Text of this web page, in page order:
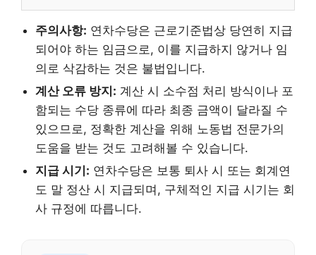
주의사항: 연차수당은 근로기준법상 당연히 지급
되어야 하는 임금으로, 이를 지급하지 않거나 임
의로 삭감하는 것은 불법입니다.
계산 오류 방지: 계산 시 소수점 처리 방식이나 포
함되는 수당 종류에 따라 최종 금액이 달라질 수
있으므로, 정확한 계산을 위해 노동법 전문가의
도움을 받는 것도 고려해볼 수 있습니다.
지급 시기: 연차수당은 보통 퇴사 시 또는 회계연
도 말 정산 시 지급되며, 구체적인 지급 시기는 회
사 규정에 따릅니다.